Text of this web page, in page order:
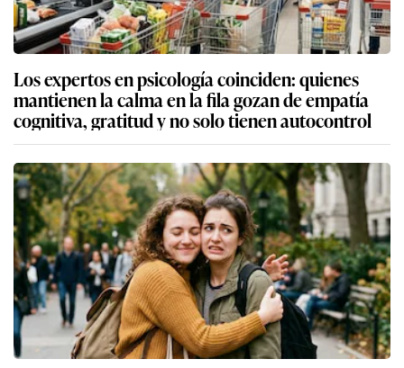
Los expertos en psicología coinciden: quienes
mantienen la calma en la fila gozan de empatía
cognitiva, gratitud y no solo tienen autocontrol